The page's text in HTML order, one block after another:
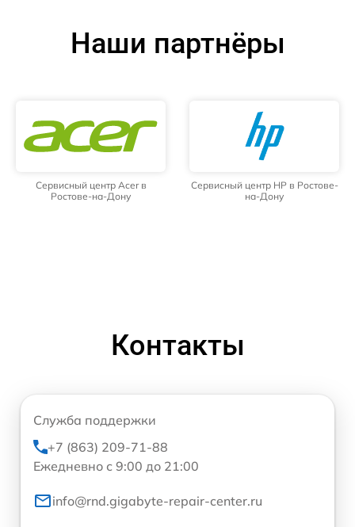
Наши партнёры
Сервисный центр Acer в
Ростове-на-Дону
Сервисный центр HP в Ростове-
на-Дону
Контакты
Служба поддержки
+7 (863) 209-71-88
Ежедневно с 9:00 до 21:00
info@rnd.gigabyte-repair-center.ru